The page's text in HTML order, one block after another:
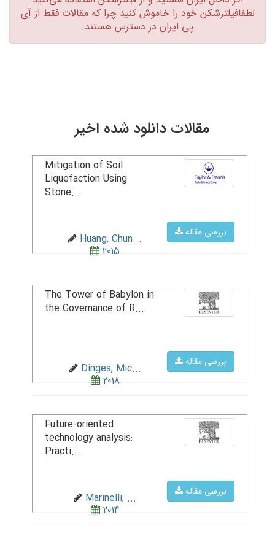
لطفافیلترشکن خود را خاموش کنید چرا که مقالات فقط از آی
پی ایران در دسترس هستند.‏
مقالات دانلود شده اخیر
بررسی مقاله
Mitigation of Soil
Liquefaction Using
Stone...
Huang, Chun...
2015
بررسی مقاله
The Tower of Babylon in
the Governance of R...
Dinges, Mic...
2018
بررسی مقاله
Future-oriented
technology analysis:
Practi...
Marinelli, ...
2014